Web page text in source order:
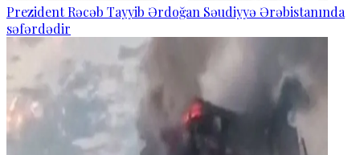
Prezident Rəcəb Tayyib Ərdoğan Səudiyyə Ərəbistanında
səfərdədir